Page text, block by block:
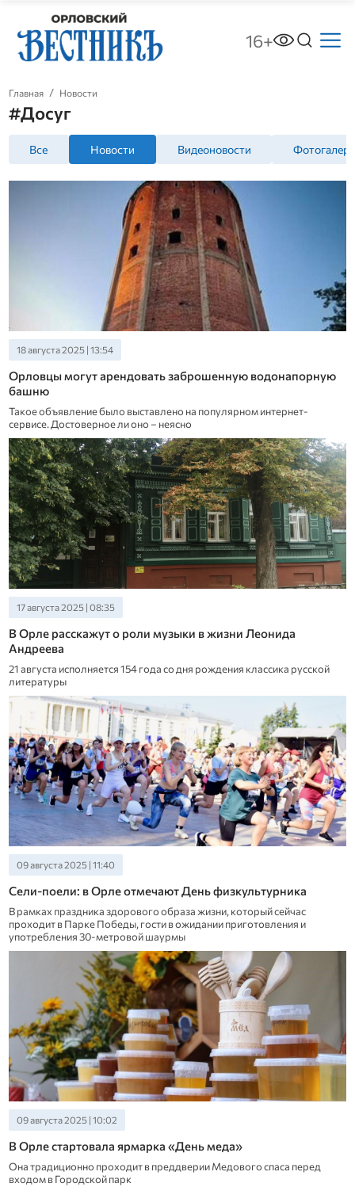
16+
Главная Новости
#Досуг
Все Новости Видеоновости
18 августа 2025 | 13:54
Орловцы могут арендовать заброшенную водонапорную
башню
Такое объявление было выставлено на популярном интернет-
сервисе. Достоверное ли оно – неясно
17 августа 2025 | 08:35
В Орле расскажут о роли музыки в жизни Леонида
Андреева
21 августа исполняется 154 года со дня рождения классика русской
литературы
09 августа 2025 | 11:40
Сели-поели: в Орле отмечают День физкультурника
В рамках праздника здорового образа жизни, который сейчас
проходит в Парке Победы, гости в ожидании приготовления и
употребления 30-метровой шаурмы
09 августа 2025 | 10:02
В Орле стартовала ярмарка «День меда»
Она традиционно проходит в преддверии Медового спаса перед
входом в Городской парк